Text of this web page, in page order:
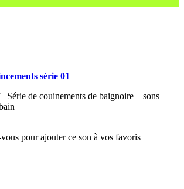
série 01
Série de couinements de baignoire – sons